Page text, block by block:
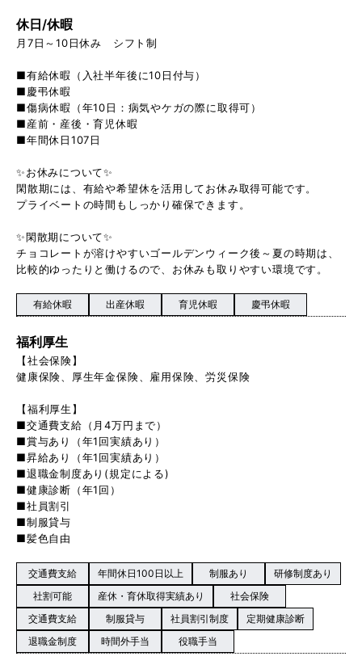
休日/休暇
月7日～10日休み シフト制
■有給休暇（入社半年後に10日付与）
■慶弔休暇
■傷病休暇（年10日：病気やケガの際に取得可）
■産前・産後・育児休暇
■年間休日107日
✨お休みについて✨
閑散期には、有給や希望休を活用してお休み取得可能です。
プライベートの時間もしっかり確保できます。
✨閑散期について✨
チョコレートが溶けやすいゴールデンウィーク後～夏の時期は、
比較的ゆったりと働けるので、お休みも取りやすい環境です。
有給休暇 出産休暇 育児休暇 慶弔休暇
福利厚生
【社会保険】
健康保険、厚生年金保険、雇用保険、労災保険
【福利厚生】
■交通費支給（月4万円まで）
■賞与あり（年1回実績あり）
■昇給あり（年1回実績あり）
■退職金制度あり(規定による)
■健康診断（年1回）
■社員割引
■制服貸与
■髪色自由
交通費支給 年間休日100日以上 制服あり
研修制度あり
社割可能
産休・育休取得実績あり
社会保険
交通費支給
制服貸与 社員割引制度
定期健康診断
退職金制度
時間外手当 役職手当